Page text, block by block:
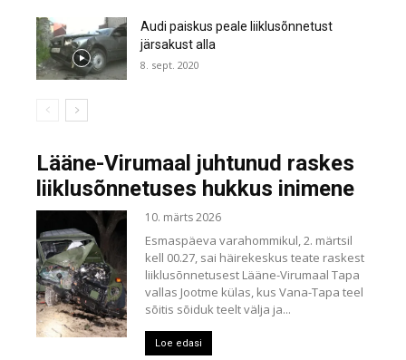
Audi paiskus peale liiklusõnnetust
järsakust alla
8. sept. 2020
Lääne-Virumaal juhtunud raskes
liiklusõnnetuses hukkus inimene
10. märts 2026
Esmaspäeva varahommikul, 2. märtsil
kell 00.27, sai häirekeskus teate raskest
liiklusõnnetusest Lääne-Virumaal Tapa
vallas Jootme külas, kus Vana-Tapa teel
sõitis sõiduk teelt välja ja...
Loe edasi